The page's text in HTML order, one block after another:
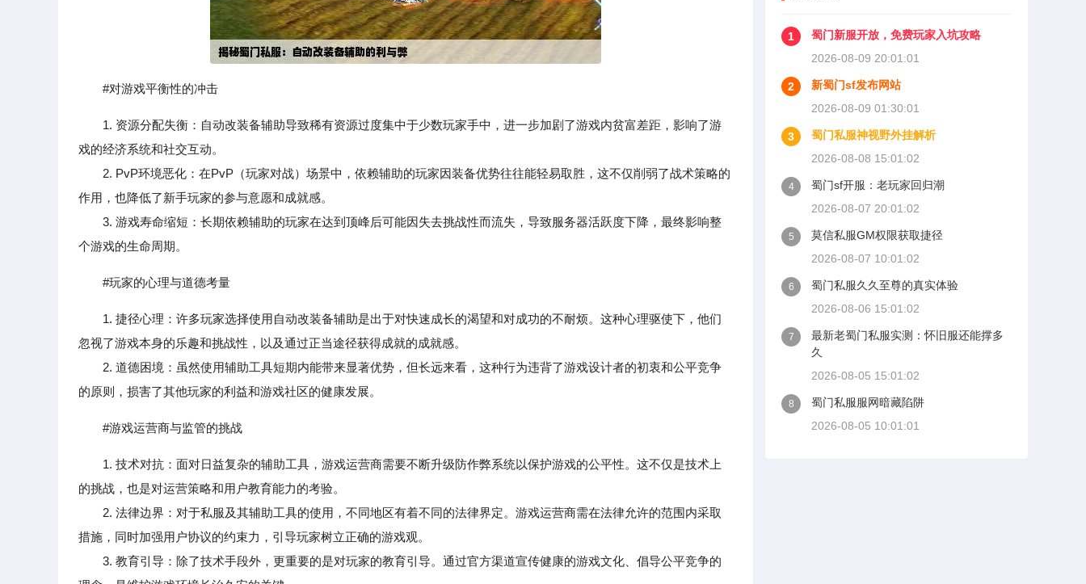
#对游戏平衡性的冲击
1. 资源分配失衡：自动改装备辅助导致稀有资源过度集中于少数玩家手中，进一步加剧了游戏内贫富差距，影响了游
戏的经济系统和社交互动。
2. PvP环境恶化：在PvP（玩家对战）场景中，依赖辅助的玩家因装备优势往往能轻易取胜，这不仅削弱了战术策略的
作用，也降低了新手玩家的参与意愿和成就感。
3. 游戏寿命缩短：长期依赖辅助的玩家在达到顶峰后可能因失去挑战性而流失，导致服务器活跃度下降，最终影响整
个游戏的生命周期。
#玩家的心理与道德考量
1. 捷径心理：许多玩家选择使用自动改装备辅助是出于对快速成长的渴望和对成功的不耐烦。这种心理驱使下，他们
忽视了游戏本身的乐趣和挑战性，以及通过正当途径获得成就的成就感。
2. 道德困境：虽然使用辅助工具短期内能带来显著优势，但长远来看，这种行为违背了游戏设计者的初衷和公平竞争
的原则，损害了其他玩家的利益和游戏社区的健康发展。
#游戏运营商与监管的挑战
1. 技术对抗：面对日益复杂的辅助工具，游戏运营商需要不断升级防作弊系统以保护游戏的公平性。这不仅是技术上
的挑战，也是对运营策略和用户教育能力的考验。
2. 法律边界：对于私服及其辅助工具的使用，不同地区有着不同的法律界定。游戏运营商需在法律允许的范围内采取
措施，同时加强用户协议的约束力，引导玩家树立正确的游戏观。
3. 教育引导：除了技术手段外，更重要的是对玩家的教育引导。通过官方渠道宣传健康的游戏文化、倡导公平竞争的
1
蜀门新服开放，免费玩家入坑攻略
2026-08-09 20:01:01
2
新蜀门sf发布网站
2026-08-09 01:30:01
3
蜀门私服神视野外挂解析
2026-08-08 15:01:02
4
蜀门sf开服：老玩家回归潮
2026-08-07 20:01:02
5
莫信私服GM权限获取捷径
2026-08-07 10:01:02
6
蜀门私服久久至尊的真实体验
2026-08-06 15:01:02
7
最新老蜀门私服实测：怀旧服还能撑多
久
2026-08-05 15:01:02
8
蜀门私服服网暗藏陷阱
2026-08-05 10:01:01